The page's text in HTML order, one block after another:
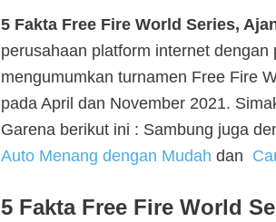
5 Fakta Free Fire World Series,
perusahaan platform internet
mengumumkan turnamen Free Fire
pada April dan November 2021.
Garena berikut ini : Sambung juga
Auto Menang dengan Mudah dan
5 Fakta Free Fire World